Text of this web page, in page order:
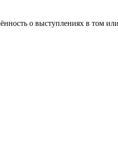
о выступлениях в том